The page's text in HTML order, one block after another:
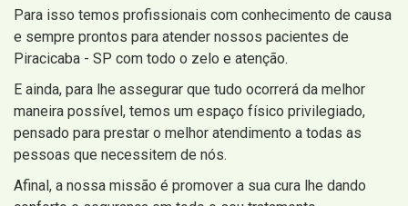
Para isso temos profissionais com conhecimento de causa
e sempre prontos para atender nossos pacientes de
Piracicaba - SP com todo o zelo e atenção.
E ainda, para lhe assegurar que tudo ocorrerá da melhor
maneira possível, temos um espaço físico privilegiado,
pensado para prestar o melhor atendimento a todas as
pessoas que necessitem de nós.
Afinal, a nossa missão é promover a sua cura lhe dando